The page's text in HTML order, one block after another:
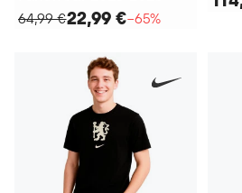
64,99 €22,99 €−65%